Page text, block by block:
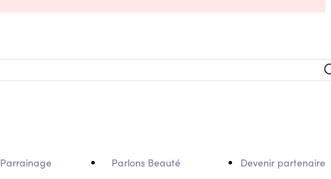
Parrainage Parlons Beauté Devenir partenaire